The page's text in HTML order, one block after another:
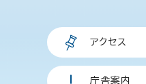
アクセス
庁舎案内